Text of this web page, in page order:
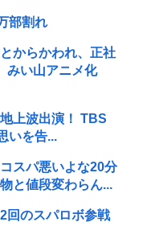
部割れ
からかわれ、正社
みい山アニメ化
上波出演！ TBS
いを告...
スパ悪いよな20分
と値段変わらん...
回のスパロボ参戦